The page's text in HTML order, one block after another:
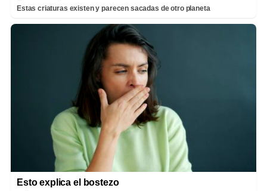
Estas criaturas existen y parecen sacadas de otro planeta
Esto explica el bostezo